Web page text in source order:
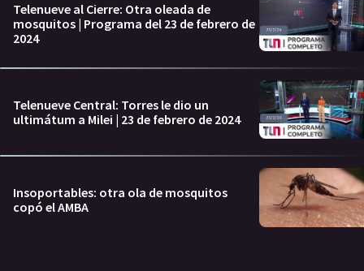
Telenueve al Cierre: Otra oleada de
mosquitos | Programa del 23 de febrero de
2024
Telenueve Central: Torres le dio un
ultimátum a Milei | 23 de febrero de 2024
Insoportables: otra ola de mosquitos
copó el AMBA